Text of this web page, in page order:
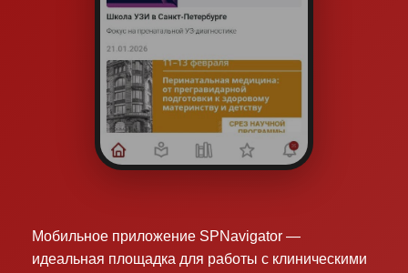
Мобильное приложение SPNavigator —
идеальная площадка для работы с клиническими